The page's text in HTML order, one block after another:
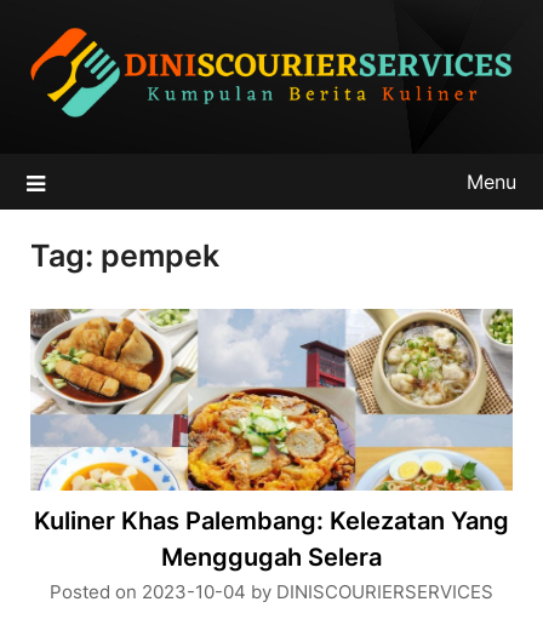
content
Menu
Tag: pempek
Kuliner Khas Palembang: Kelezatan Yang
Menggugah Selera
Posted on 2023-10-04 by DINISCOURIERSERVICES